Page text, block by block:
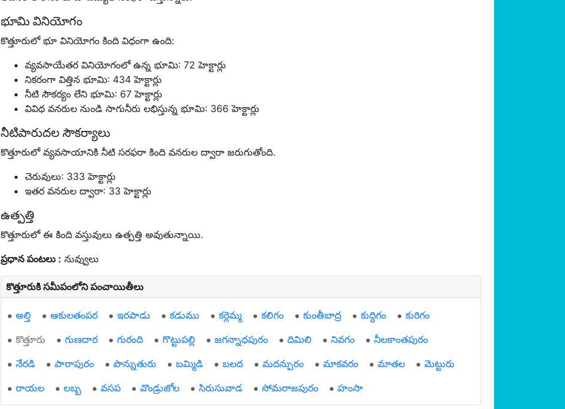
భూమి వినియోగం
కొత్తూరులో భూ వినియోగం కింది విధంగా ఉంది:
వ్యవసాయేతర వినియోగంలో ఉన్న భూమి: 72 హెక్టార్లు
నికరంగా విత్తిన భూమి: 434 హెక్టార్లు
నీటి సౌకర్యం లేని భూమి: 67 హెక్టార్లు
వివిధ వనరుల నుండి సాగునీరు లభిస్తున్న భూమి: 366 హెక్టార్లు
నీటిపారుదల సౌకర్యాలు
కొత్తూరులో వ్యవసాయానికి నీటి సరఫరా కింది వనరుల ద్వారా జరుగుతోంది.
చెరువులు: 333 హెక్టార్లు
ఇతర వనరుల ద్వారా: 33 హెక్టార్లు
ఉత్పత్తి
కొత్తూరులో ఈ కింది వస్తువులు ఉత్పత్తి అవుతున్నాయి.
ప్రధాన పంటలు : నువ్వులు
కొత్తూరుకి సమీపంలోని పంచాయితీలు
అల్తి ఆకులతంపర ఇరపాడు కడుము కర్లెమ్మ కలిగం కుంతీబాద్ర కుద్దిగం
కురిగం
కొత్తూరు
గుణదార గురంది గొట్టుపల్లి జగన్నాధపురం దిమిలి నివగం
నీలకాంతపురం
నేరడి
పారాపురం పొన్నుతురు బమ్మిడి బలద మదన్పురం మాకవరం మాతల
మెట్టురు
రాయల
లబ్బ వసప వొండ్రుజోల సిరుసువాడ సోమరాజపురం హంసా